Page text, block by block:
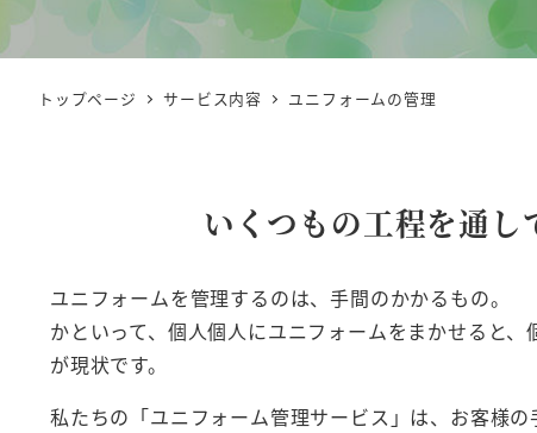
トップページ サービス内容 ユニフォームの管理
いくつもの工程を通し
ユニフォームを管理するのは、手間のかかるもの。
かといって、個人個人にユニフォームをまかせると
が現状です。
私たちの「ユニフォーム管理サービス」は、お客様